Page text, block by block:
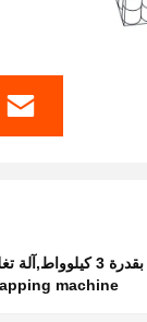
بقدرة 3 كيلوواط
machine